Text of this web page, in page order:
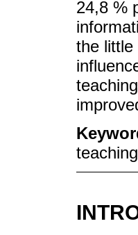
24,8 %
the little